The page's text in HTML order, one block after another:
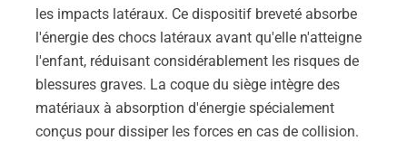
les impacts latéraux. Ce dispositif breveté absorbe
l'énergie des chocs latéraux avant qu'elle n'atteigne
l'enfant, réduisant considérablement les risques de
blessures graves. La coque du siège intègre des
matériaux à absorption d'énergie spécialement
conçus pour dissiper les forces en cas de collision.